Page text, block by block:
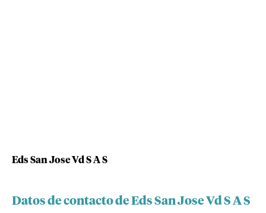
Eds San Jose Vd S A S
Datos de contacto de Eds San Jose Vd S A S